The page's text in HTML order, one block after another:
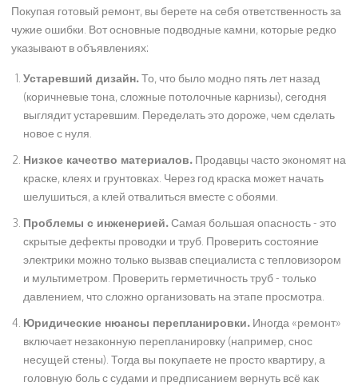
Покупая готовый ремонт, вы берете на себя ответственность за
чужие ошибки. Вот основные подводные камни, которые редко
указывают в объявлениях:
Устаревший дизайн.То, что было модно пять лет назад
(коричневые тона, сложные потолочные карнизы), сегодня
выглядит устаревшим. Переделать это дороже, чем сделать
новое с нуля.
Низкое качество материалов. Продавцы часто экономят на
краске, клеях и грунтовках. Через год краска может начать
шелушиться, а клей отвалиться вместе с обоями.
Проблемы с инженерией.Самая большая опасность - это
скрытые дефекты проводки и труб. Проверить состояние
электрики можно только вызвав специалиста с тепловизором
и мультиметром. Проверить герметичность труб - только
давлением, что сложно организовать на этапе просмотра.
Юридические нюансы перепланировки. Иногда «ремонт»
включает незаконную перепланировку (например, снос
несущей стены). Тогда вы покупаете не просто квартиру, а
головную боль с судами и предписанием вернуть всё как